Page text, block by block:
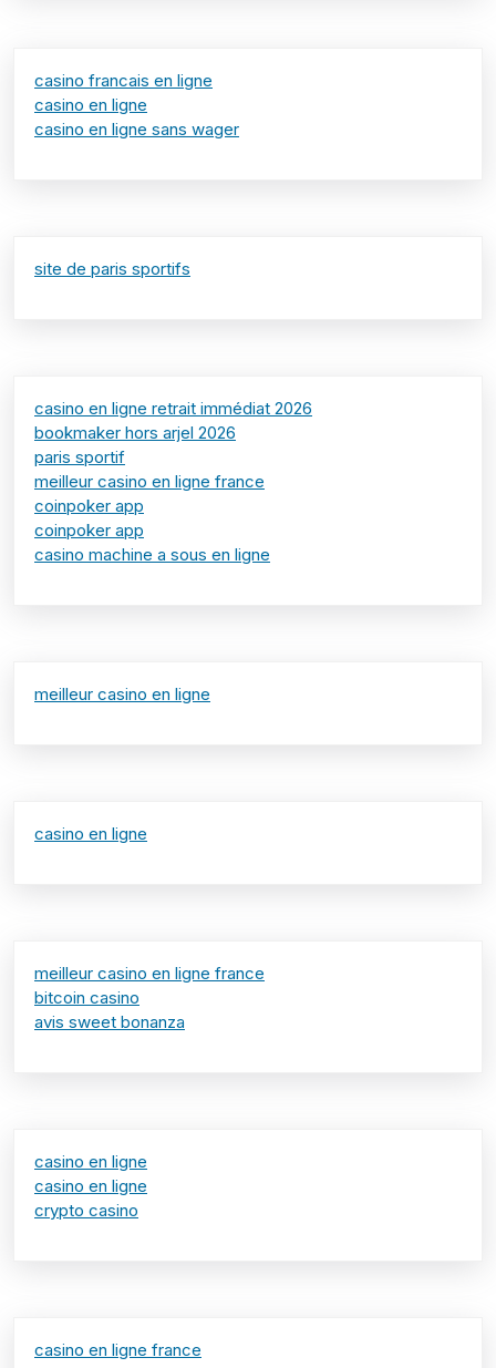
casino francais en ligne
casino en ligne
casino en ligne sans wager
site de paris sportifs
casino en ligne retrait immédiat 2026
bookmaker hors arjel 2026
paris sportif
meilleur casino en ligne france
coinpoker app
coinpoker app
casino machine a sous en ligne
meilleur casino en ligne
casino en ligne
meilleur casino en ligne france
bitcoin casino
avis sweet bonanza
casino en ligne
casino en ligne
crypto casino
casino en ligne france